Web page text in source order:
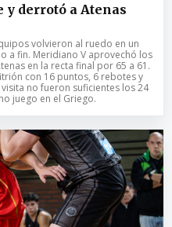
derrotó a Atenas
volvieron al ruedo en un
a fin. Meridiano V aprovechó los
en la recta final por 65 a 61.
con 16 puntos, 6 rebotes y
no fueron suficientes los 24
juego en el Griego.